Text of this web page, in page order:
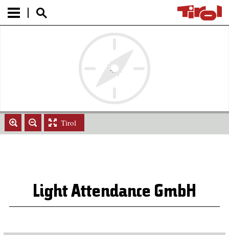
Tirol
Light Attendance GmbH